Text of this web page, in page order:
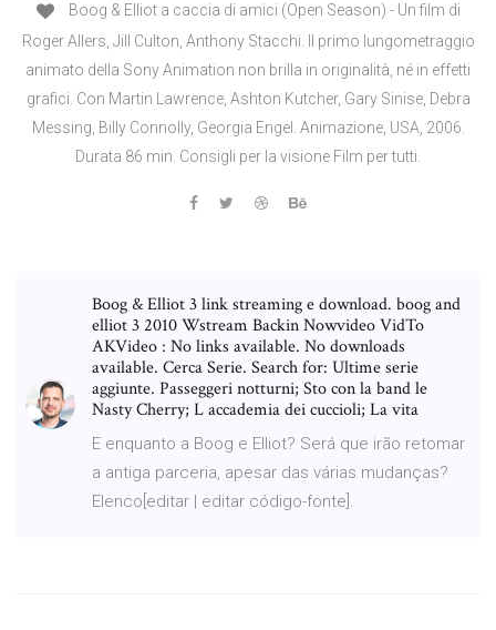
Boog & Elliot a caccia di amici (Open Season) - Un film di
Roger Allers, Jill Culton, Anthony Stacchi. Il primo lungometraggio
animato della Sony Animation non brilla in originalità, né in effetti
grafici. Con Martin Lawrence, Ashton Kutcher, Gary Sinise, Debra
Messing, Billy Connolly, Georgia Engel. Animazione, USA, 2006.
Durata 86 min. Consigli per la visione Film per tutti.
Boog & Elliot 3 link streaming e download. boog and
elliot 3 2010 Wstream Backin Nowvideo VidTo
AKVideo : No links available. No downloads
available. Cerca Serie. Search for: Ultime serie
aggiunte. Passeggeri notturni; Sto con la band le
Nasty Cherry; L accademia dei cuccioli; La vita
E enquanto a Boog e Elliot? Será que irão retomar
a antiga parceria, apesar das várias mudanças?
Elenco[editar | editar código-fonte].